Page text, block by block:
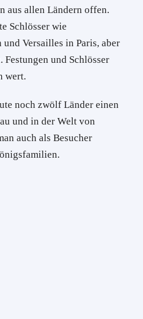
aus allen Ländern offen.
Schlösser wie
Versailles in Paris, aber
und Schlösser
wert.
noch zwölf Länder einen
und in der Welt von
auch als Besucher